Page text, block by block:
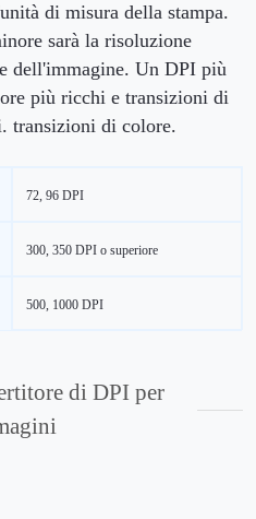
di misura della stampa.
sarà la risoluzione
dell'immagine. Un DPI più
più ricchi e transizioni di
transizioni di colore.
72, 96 DPI
300, 350 DPI o superiore
500, 1000 DPI
di DPI per